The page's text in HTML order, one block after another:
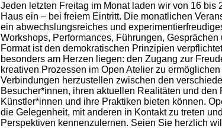
Jeden letzten Freitag im Monat laden wir von 16 bis
Haus ein – bei freiem Eintritt. Die monatlichen
ein abwechslungs­reiches und
Workshops, Performances, Führungen, Gesprächen
Format ist den demokratischen Prinzipien
beson­ders am Herzen liegen: den Zugang zur
kreativen Pro­zessen im Open Atelier zu
Verbindungen herzustellen zwi­schen den
Besucher*innen, ihren aktuellen Realitäten und den
Künst­ler*innen und ihre Praktiken bieten können.
die Gele­gen­heit, mit anderen in Kontakt zu treten
Perspektiven kennen­zu­lernen. Seien Sie herz­lich